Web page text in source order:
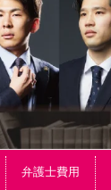
弁護士費用